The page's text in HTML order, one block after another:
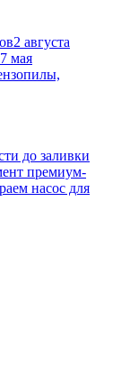
2 августа
мая
до заливки
премиум-
насос для